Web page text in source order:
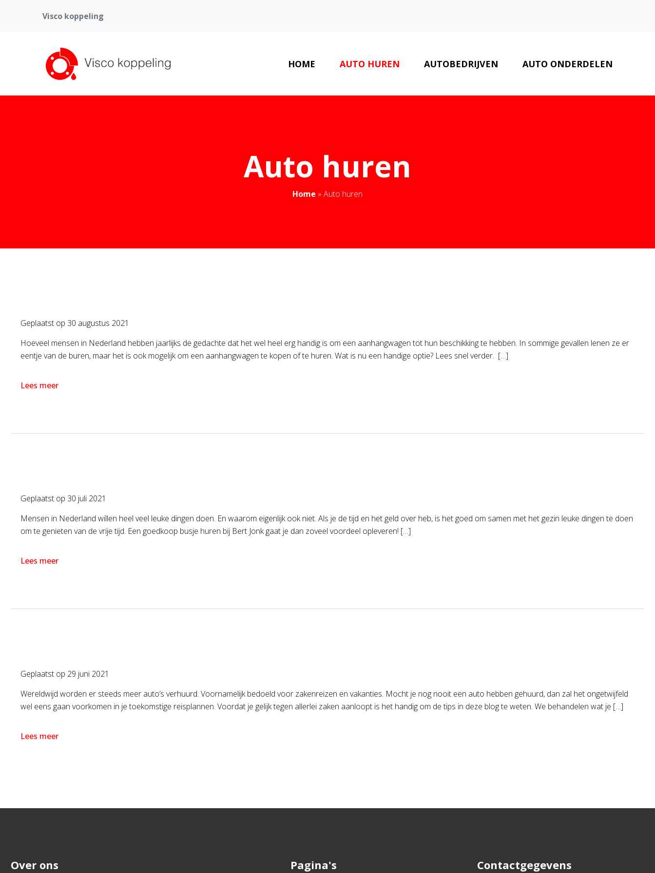
Visco koppeling
HOME AUTO HUREN AUTOBEDRIJVEN AUTO ONDERDELEN
Auto huren
Home » Auto huren
Geplaatst op 30 augustus 2021
Hoeveel mensen in Nederland hebben jaarlijks de gedachte dat het wel heel erg handig is om een aanhangwagen tot hun beschikking te hebben. In sommige gevallen lenen ze er
eentje van de buren, maar het is ook mogelijk om een aanhangwagen te kopen of te huren. Wat is nu een handige optie? Lees snel verder. […]
Lees meer
Geplaatst op 30 juli 2021
Mensen in Nederland willen heel veel leuke dingen doen. En waarom eigenlijk ook niet. Als je de tijd en het geld over heb, is het goed om samen met het gezin leuke dingen te doen
om te genieten van de vrije tijd. Een goedkoop busje huren bij Bert Jonk gaat je dan zoveel voordeel opleveren! […]
Lees meer
Geplaatst op 29 juni 2021
Wereldwijd worden er steeds meer auto’s verhuurd. Voornamelijk bedoeld voor zakenreizen en vakanties. Mocht je nog nooit een auto hebben gehuurd, dan zal het ongetwijfeld
wel eens gaan voorkomen in je toekomstige reisplannen. Voordat je gelijk tegen allerlei zaken aanloopt is het handig om de tips in deze blog te weten. We behandelen wat je […]
Lees meer
Over ons Pagina's Contactgegevens